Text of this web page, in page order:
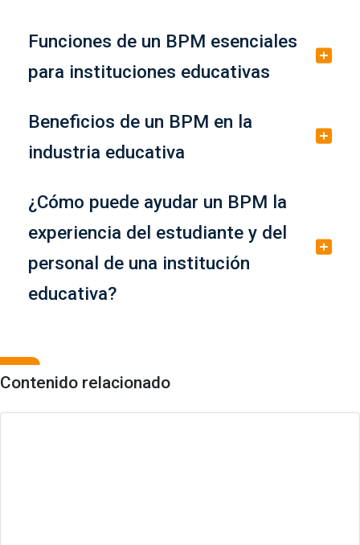
Funciones de un BPM esenciales
para instituciones educativas
Beneficios de un BPM en la
industria educativa
¿Cómo puede ayudar un BPM la
experiencia del estudiante y del
personal de una institución
educativa?
Contenido relacionado